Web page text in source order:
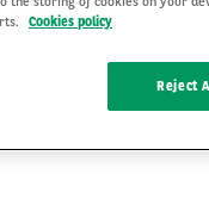
Cookies policy
Reject